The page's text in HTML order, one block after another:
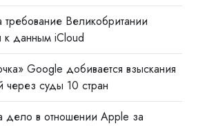
Великобритании
к данным iCloud
Google добивается взыскания
суды 10 стран
в отношении Apple за